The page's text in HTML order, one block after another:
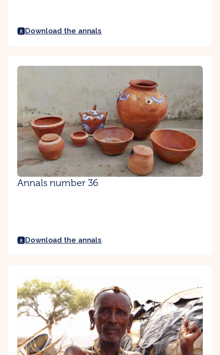
Download the annals
Annals number 36
Download the annals